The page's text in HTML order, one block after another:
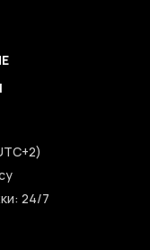
24/7